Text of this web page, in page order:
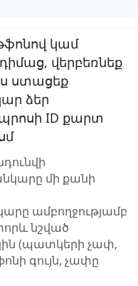
կամ
վերբեռնեք
ստացեք
ձեր
ID քարտ
մի քանի
ամբողջությամբ
նշված
(պատկերի չափ,
գույն, չափը